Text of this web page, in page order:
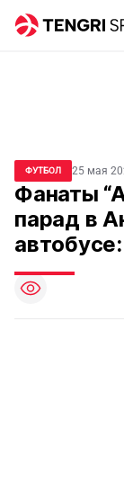
ФУТБОЛ 25 мая
Фанаты
парад в